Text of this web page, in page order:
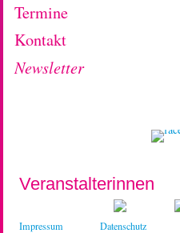
Termine
Kontakt
Newsletter
Veranstalterinnen
Impressum Datenschutz